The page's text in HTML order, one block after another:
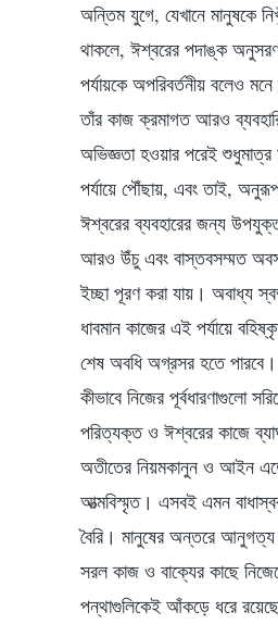
অন্তিম যুগে, যেখানে মানুষকে
থাকলে, ঈশ্বরের পদাঙ্ক
পর্যায়কে অপরিবর্তনীয় বলেও
তাঁর কাজ ক্রমাগত আরও
অভিজ্ঞতা হওয়ার পরেই
পর্যায়ে পৌঁছায়, এবং তাই,
ঈশ্বরের ব্যবহারের জন্য উপযুক্ত
আরও উঁচু এবং বাস্তবসম্মত
ইচ্ছা পূরণ করা যায়। অবাধ্য
ধাবমান কাজের এই পর্যায়ে
শেষ অবধি অগ্রসর হতে পারবে।
কীভাবে নিজের পূর্বধারণাগুলো
পরিত্যক্ত ও ঈশ্বরের কাজে
অতীতের নিয়মকানুন ও আইন
আত্মবিস্মৃত। এসবই এমন
বৈরি। মানুষের অন্তরে আনুগত্য
সরল কাজ ও বাক্যের কাছে
পন্থাগুলিকেই আঁকড়ে ধরে